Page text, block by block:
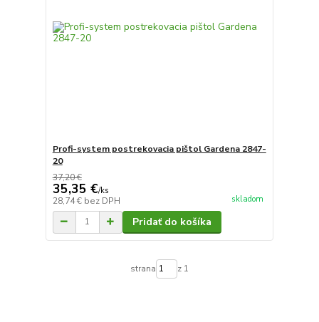
Profi-system postrekovacia pištol Gardena 2847-
20
37,20 €
35,35 €/ks
28,74 € bez DPH skladom
Pridať do košíka
strana z 1